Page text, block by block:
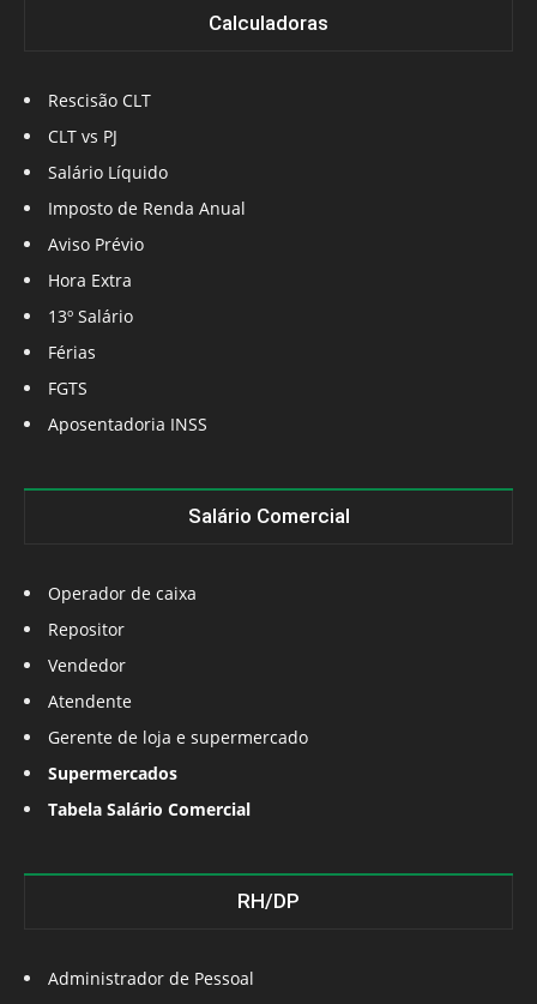
Calculadoras
Rescisão CLT
CLT vs PJ
Salário Líquido
Imposto de Renda Anual
Aviso Prévio
Hora Extra
13º Salário
Férias
FGTS
Aposentadoria INSS
Salário Comercial
Operador de caixa
Repositor
Vendedor
Atendente
Gerente de loja e supermercado
Supermercados
Tabela Salário Comercial
RH/DP
Administrador de Pessoal